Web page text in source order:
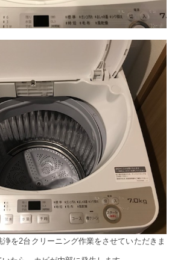
を2台クリーニング作業をさせていただきま